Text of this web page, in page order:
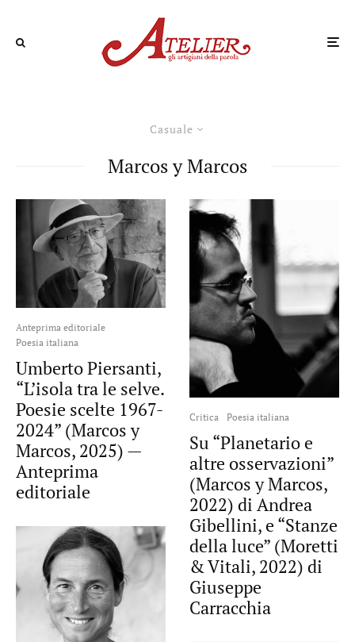
Casuale
Marcos y Marcos
Anteprima editoriale
Poesia italiana
Umberto Piersanti,
“L’isola tra le selve.
Poesie scelte 1967-
2024” (Marcos y
Marcos, 2025) —
Anteprima
editoriale
Critica Poesia italiana
Su “Planetario e
altre osservazioni”
(Marcos y Marcos,
2022) di Andrea
Gibellini, e “Stanze
della luce” (Moretti
& Vitali, 2022) di
Giuseppe
Carracchia